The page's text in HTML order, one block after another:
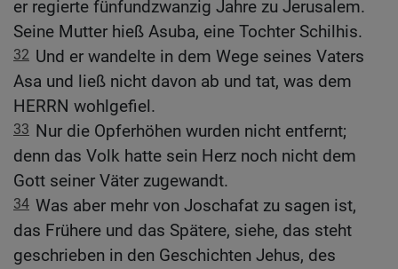
er regierte fünfundzwanzig Jahre zu Jerusalem.
Seine Mutter hieß Asuba, eine Tochter Schilhis.
32 Und er wandelte in dem Wege seines Vaters
Asa und ließ nicht davon ab und tat, was dem
HERRN wohlgefiel.
33 Nur die Opferhöhen wurden nicht entfernt;
denn das Volk hatte sein Herz noch nicht dem
Gott seiner Väter zugewandt.
34 Was aber mehr von Joschafat zu sagen ist,
das Frühere und das Spätere, siehe, das steht
geschrieben in den Geschichten Jehus, des